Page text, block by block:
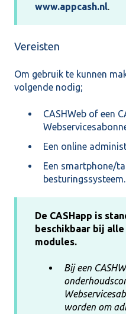
www.appcash.nl.
Vereisten
Om gebruik te kunnen
volgende nodig;
CASHWeb of een
Een online
Een smartphone/
besturingssysteem.
De CASHapp is
beschikbaar bij alle
modules.
Bij een
worden om